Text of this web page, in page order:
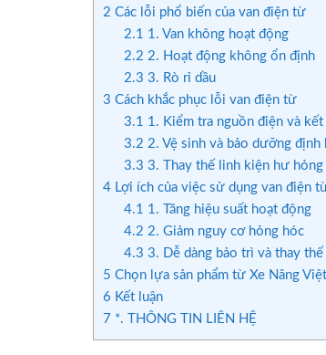
2 Các lỗi phổ biến của van điện từ
2.1 1. Van không hoạt động
2.2 2. Hoạt động không ổn định
2.3 3. Rò rỉ dầu
3 Cách khắc phục lỗi van điện từ
3.1 1. Kiểm tra nguồn điện và kết
3.2 2. Vệ sinh và bảo dưỡng định
3.3 3. Thay thế linh kiện hư hỏng
4 Lợi ích của việc sử dụng van điện
4.1 1. Tăng hiệu suất hoạt động
4.2 2. Giảm nguy cơ hỏng hóc
4.3 3. Dễ dàng bảo trì và thay thế
5 Chọn lựa sản phẩm từ Xe Nâng
6 Kết luận
7 *. THÔNG TIN LIÊN HỆ